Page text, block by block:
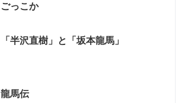
ごっこか
「半沢直樹」と「坂本龍馬」
龍馬伝